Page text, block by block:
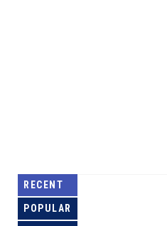
RECENT
POPULAR